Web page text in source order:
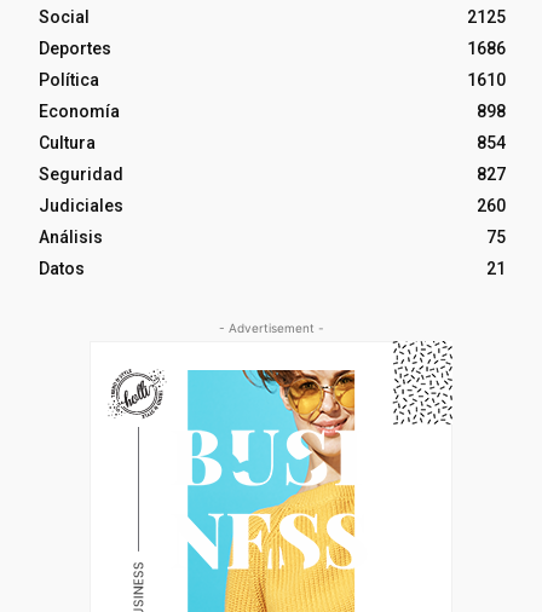
Social
2125
Deportes
1686
Política
1610
Economía
898
Cultura
854
Seguridad
827
Judiciales
260
Análisis
75
Datos
21
- Advertisement -